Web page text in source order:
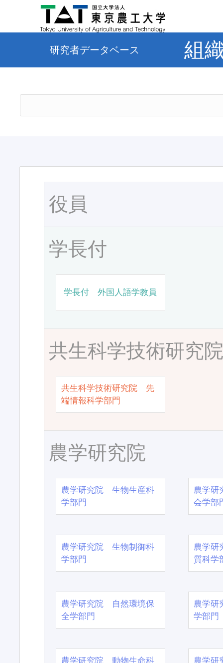
研究者データベース 組
役員
学長付
学長付 外国人語学教員
共生科学技術研究
共生科学技術研究院 先
端情報科学部門
農学研究院
農学研究院 生物生産科
学部門
農学
会学部
農学研究院 生物制御科
学部門
農学
質科学
農学研究院 自然環境保
全学部門
農学
学部門
農学研究院 動物生命科
農学